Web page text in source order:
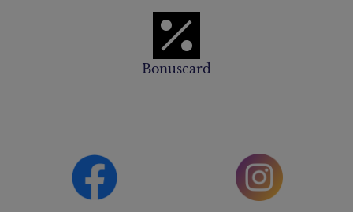
Bonuscard